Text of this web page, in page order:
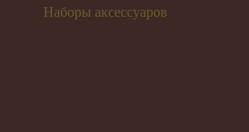
Наборы аксессуаров